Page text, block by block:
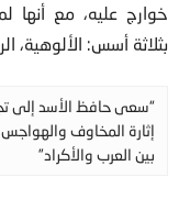
بثلاثة أسس: الألوهية،
إثارة المخاوف
بين العرب والأكراد”